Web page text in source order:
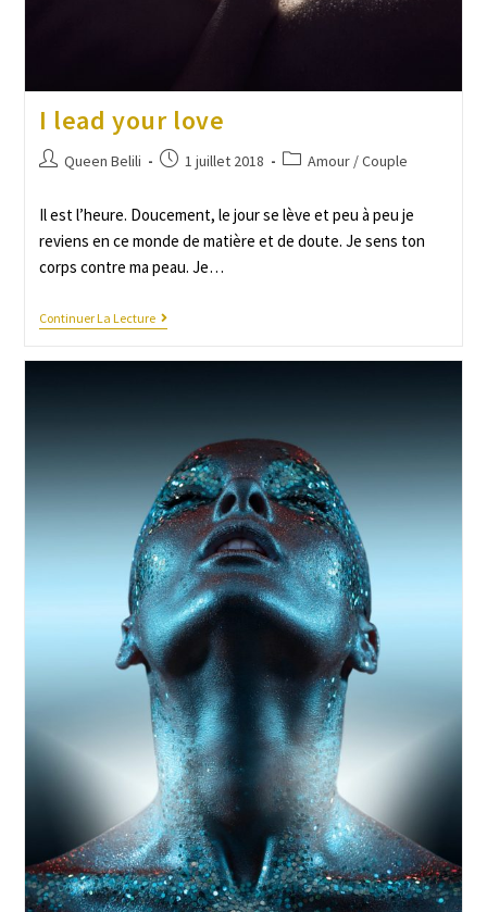
I lead your love
Queen Belili 1 juillet 2018 Amour / Couple
Il est l’heure. Doucement, le jour se lève et peu à peu je
reviens en ce monde de matière et de doute. Je sens ton
corps contre ma peau. Je…
Continuer La Lecture